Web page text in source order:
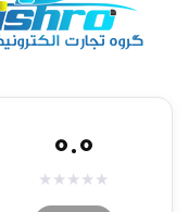
0.0
★
★
★
★
★